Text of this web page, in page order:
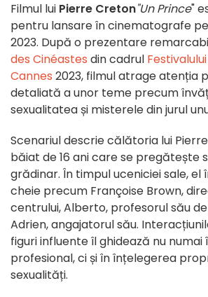
Filmul lui Pierre Creton"Un Prince"
pentru lansare în cinematografe
2023. După o prezentare
des Cinéastes din cadrul
Cannes 2023, filmul atrage atenția
detaliată a unor teme precum
sexualitatea și misterele din jurul
Scenariul descrie călătoria lui
băiat de 16 ani care se pregătește
grădinar. În timpul uceniciei sale,
cheie precum Françoise Brown,
centrului, Alberto, profesorul său
Adrien, angajatorul său.
figuri influente îl ghidează nu numai
profesional, ci și în înțelegerea
sexualități.